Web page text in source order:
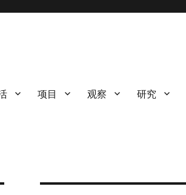
项目 观察 研究